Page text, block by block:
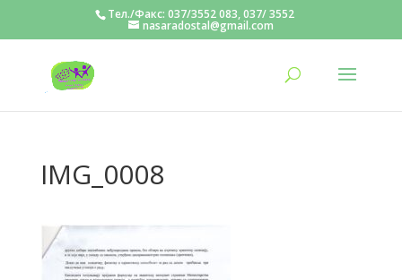
Тел./Факс: 037/3552 083, 037/ 3552
nasaradostal@gmail.com
IMG_0008